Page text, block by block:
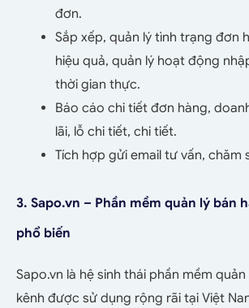
đơn.
Sắp xếp, quản lý tình trạng đơn
hiệu quả, quản lý hoạt động
thời gian thực.
Báo cáo chi tiết đơn hàng,
lãi, lỗ chi tiết, chi tiết.
Tích hợp gửi email tư vấn, chăm
3. Sapo.vn – Phần mềm quản lý bán
phổ biến
Sapo.vn là hệ sinh thái phần mềm
kênh được sử dụng rộng rãi tại Việt